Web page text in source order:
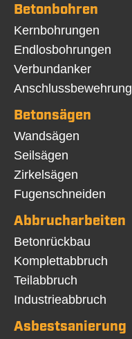
Betonbohren
Navigation
überspringen
Kernbohrungen
Endlosbohrungen
Verbundanker
Anschlussbewehrung
Betonsägen
Navigation
überspringen
Wandsägen
Seilsägen
Zirkelsägen
Fugenschneiden
Abbrucharbeiten
Navigation
überspringen
Betonrückbau
Komplettabbruch
Teilabbruch
Industrieabbruch
Asbestsanierung